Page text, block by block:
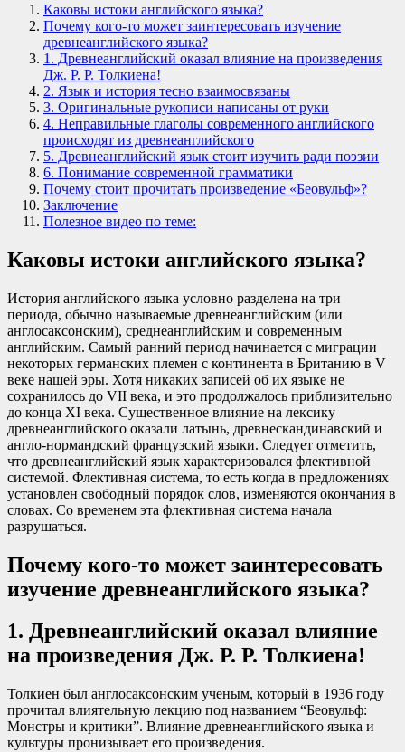
Каковы истоки английского языка?
Почему кого-то может заинтересовать изучение
древнеанглийского языка?
1. Древнеанглийский оказал влияние на произведения
Дж. Р. Р. Толкиена!
2. Язык и история тесно взаимосвязаны
3. Оригинальные рукописи написаны от руки
4. Неправильные глаголы современного английского
происходят из древнеанглийского
5. Древнеанглийский язык стоит изучить ради поэзии
6. Понимание современной грамматики
Почему стоит прочитать произведение «Беовульф»?
Заключение
Полезное видео по теме:
Каковы истоки английского языка?
История английского языка условно разделена на три
периода, обычно называемые древнеанглийским (или
англосаксонским), среднеанглийским и современным
английским. Самый ранний период начинается с миграции
некоторых германских племен с континента в Британию в V
веке нашей эры. Хотя никаких записей об их языке не
сохранилось до VII века, и это продолжалось приблизительно
до конца XI века. Существенное влияние на лексику
древнеанглийского оказали латынь, древнескандинавский и
англо-нормандский французский языки. Следует отметить,
что древнеанглийский язык характеризовался флективной
системой. Флективная система, то есть когда в предложениях
установлен свободный порядок слов, изменяются окончания в
словах. Со временем эта флективная система начала
разрушаться.
Почему кого-то может заинтересовать
изучение древнеанглийского языка?
1. Древнеанглийский оказал влияние
на произведения Дж. Р. Р. Толкиена!
Толкиен был англосаксонским ученым, который в 1936 году
прочитал влиятельную лекцию под названием “Беовульф:
Монстры и критики”. Влияние древнеанглийского языка и
культуры пронизывает его произведения.